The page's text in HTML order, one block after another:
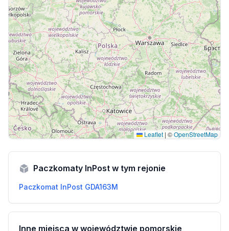
Leaflet | ©OpenStreetMap
Paczkomaty InPost w tym rejonie
Paczkomat InPost GDA163M
Inne miejsca w województwie pomorskie